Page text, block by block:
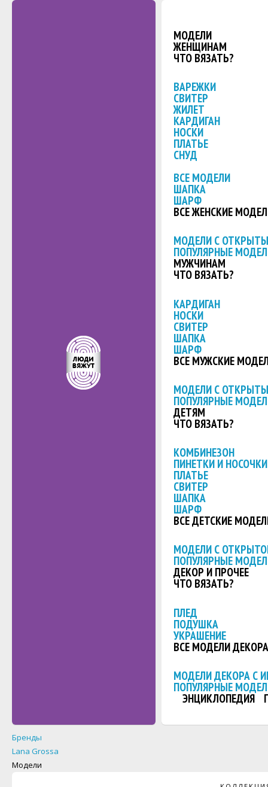
МОДЕЛИ
ЖЕНЩИНАМ
ЧТО ВЯЗАТЬ?
ВАРЕЖКИ
СВИТЕР
ЖИЛЕТ
КАРДИГАН
НОСКИ
ПЛАТЬЕ
СНУД
ВСЕ МОДЕЛИ
ШАПКА
ШАРФ
ВСЕ ЖЕНСКИЕ
МОДЕЛИ С
ПОПУЛЯРНЫЕ
МУЖЧИНАМ
ЧТО ВЯЗАТЬ?
КАРДИГАН
НОСКИ
СВИТЕР
ШАПКА
ШАРФ
ВСЕ МУЖСКИЕ
МОДЕЛИ С
ПОПУЛЯРНЫЕ
ДЕТЯМ
ЧТО ВЯЗАТЬ?
КОМБИНЕЗОН
ПИНЕТКИ И НОСОЧКИ
ПЛАТЬЕ
СВИТЕР
ШАПКА
ШАРФ
ВСЕ ДЕТСКИЕ
МОДЕЛИ С
ПОПУЛЯРНЫЕ
ДЕКОР И ПРОЧЕЕ
ЧТО ВЯЗАТЬ?
ПЛЕД
ПОДУШКА
УКРАШЕНИЕ
ВСЕ МОДЕЛИ ДЕКОРА
МОДЕЛИ ДЕКОРА С
ПОПУЛЯРНЫЕ
ЭНЦИКЛОПЕДИЯ
Бренды
Lana Grossa
Модели